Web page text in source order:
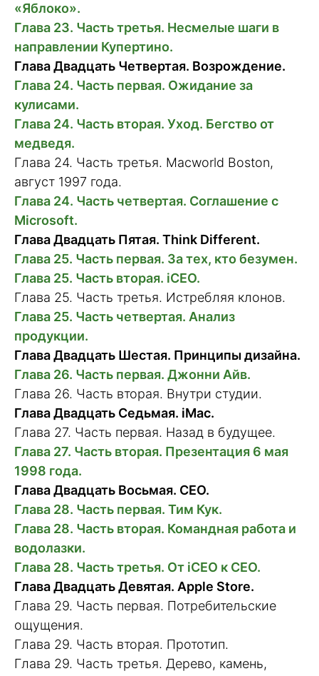
«Яблоко».
Глава 23. Часть третья. Несмелые шаги в
направлении Купертино.
Глава Двадцать Четвертая. Возрождение.
Глава 24. Часть первая. Ожидание за
кулисами.
Глава 24. Часть вторая. Уход. Бегство от
медведя.
Глава 24. Часть третья. Macworld Boston,
август 1997 года.
Глава 24. Часть четвертая. Соглашение с
Microsoft.
Глава Двадцать Пятая. Think Different.
Глава 25. Часть первая. За тех, кто безумен.
Глава 25. Часть вторая. iCEO.
Глава 25. Часть третья. Истребляя клонов.
Глава 25. Часть четвертая. Анализ
продукции.
Глава Двадцать Шестая. Принципы дизайна.
Глава 26. Часть первая. Джонни Айв.
Глава 26. Часть вторая. Внутри студии.
Глава Двадцать Седьмая. iMac.
Глава 27. Часть первая. Назад в будущее.
Глава 27. Часть вторая. Презентация 6 мая
1998 года.
Глава Двадцать Восьмая. CEO.
Глава 28. Часть первая. Тим Кук.
Глава 28. Часть вторая. Командная работа и
водолазки.
Глава 28. Часть третья. От iCEO к CEO.
Глава Двадцать Девятая. Apple Store.
Глава 29. Часть первая. Потребительские
ощущения.
Глава 29. Часть вторая. Прототип.
Глава 29. Часть третья. Дерево, камень,